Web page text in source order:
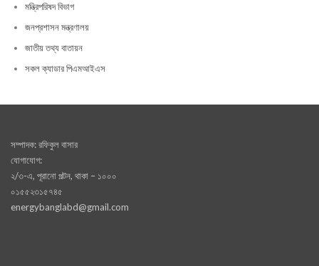
মন্ত্রিপরিষদ বিভাগ
জনপ্রশাসন মন্ত্রণালয়
জাতীয় তথ্য বাতায়ন
সকল ক্যাডার পিএমআইএস
সম্পাদক: রফিকুল বাসার
যোগাযোগ:
২/৩-এ, পূরানো পল্টন, থাকা – ১০০০
০১৫৫২৩১৫৭৪৫
energybanglabd@gmail.com